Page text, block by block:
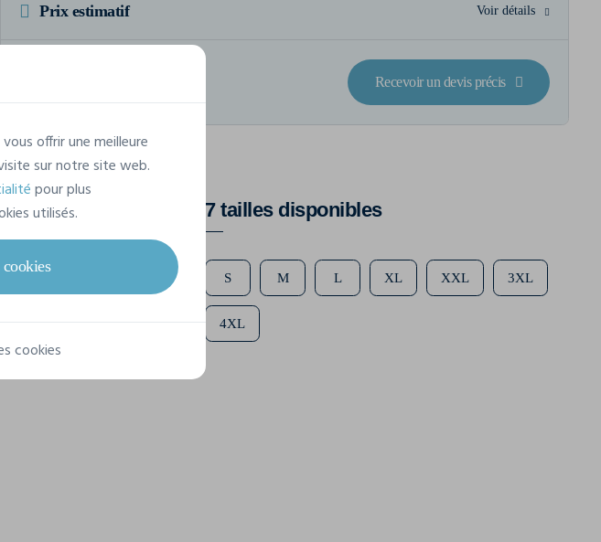
Prix estimatif Voir détails
Recevoir un devis précis
Gildan
7 tailles disponibles
S M L XL XXL 3XL
4XL
offrir une meilleure
sur notre site web.
pour plus
utilisés.
cookies